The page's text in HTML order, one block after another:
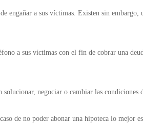
engañar a sus víctimas. Existen sin
a sus víctimas con el fin de cobrar una
negociar o cambiar las condiciones
de no poder abonar una hipoteca lo mejor